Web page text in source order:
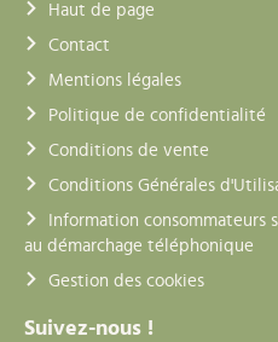
Haut de page
Contact
Mentions légales
Politique de confidentialité
Conditions de vente
Conditions Générales
Information consommateurs
au démarchage téléphonique
Gestion des cookies
Suivez-nous !